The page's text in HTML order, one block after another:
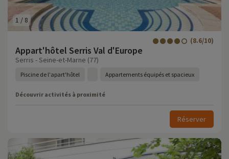
1 / 8
Appart'hôtel Serris Val d'Europe
(8.6/10)
Serris - Seine-et-Marne (77)
Piscine de l'apart'hôtel Appartements équipés et spacieux
Découvrir activités à proximité
Réserver